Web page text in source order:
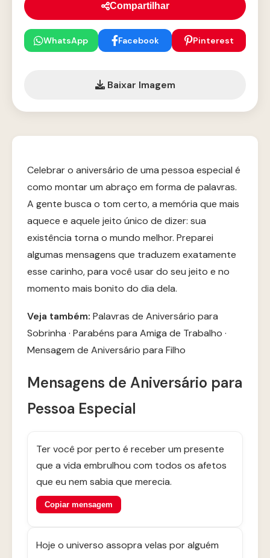
Compartilhar
WhatsApp Facebook Pinterest
Baixar Imagem
Celebrar o aniversário de uma pessoa especial é
como montar um abraço em forma de palavras.
A gente busca o tom certo, a memória que mais
aquece e aquele jeito único de dizer: sua
existência torna o mundo melhor. Preparei
algumas mensagens que traduzem exatamente
esse carinho, para você usar do seu jeito e no
momento mais bonito do dia dela.
Veja também: Palavras de Aniversário para
Sobrinha · Parabéns para Amiga de Trabalho ·
Mensagem de Aniversário para Filho
Mensagens de Aniversário para
Pessoa Especial
Ter você por perto é receber um presente
que a vida embrulhou com todos os afetos
que eu nem sabia que merecia.
Copiar mensagem
Hoje o universo assopra velas por alguém